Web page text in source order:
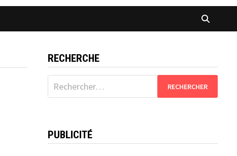
RECHERCHE
Rechercher :
PUBLICITÉ